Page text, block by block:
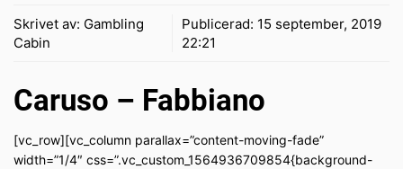
Skrivet av: Gambling
Cabin
Publicerad: 15 september, 2019
22:21
Caruso – Fabbiano
[vc_row][vc_column parallax=”content-moving-fade”
width=”1/4″ css=”.vc_custom_1564936709854{background-